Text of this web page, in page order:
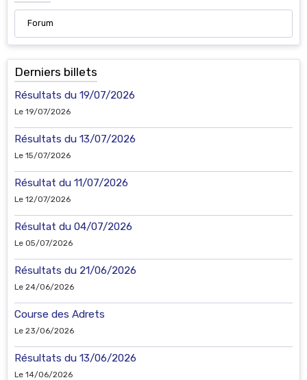
Forum
Derniers billets
Résultats du 19/07/2026
Le 19/07/2026
Résultats du 13/07/2026
Le 15/07/2026
Résultat du 11/07/2026
Le 12/07/2026
Résultat du 04/07/2026
Le 05/07/2026
Résultats du 21/06/2026
Le 24/06/2026
Course des Adrets
Le 23/06/2026
Résultats du 13/06/2026
Le 14/06/2026